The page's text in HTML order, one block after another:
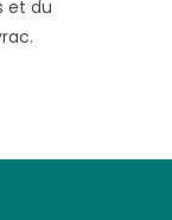
et du